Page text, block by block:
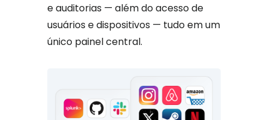
e auditorias — além do acesso de
usuários e dispositivos — tudo em um
único painel central.